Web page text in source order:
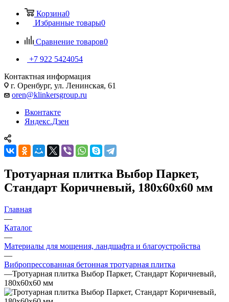
Корзина0
Избранные товары0
Сравнение товаров0
+7 922 5424054
Контактная информация
г. Оренбург, ул. Ленинская, 61
oren@klinkersgroup.ru
Вконтакте
Яндекс.Дзен
Тротуарная плитка Выбор Паркет,
Стандарт Коричневый, 180х60х60 мм
Главная
—
Каталог
—
Материалы для мощения, ландшафта и благоустройства
—
Вибропрессованная бетонная тротуарная плитка
—Тротуарная плитка Выбор Паркет, Стандарт Коричневый,
180х60х60 мм